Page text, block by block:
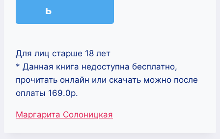
ь
Для лиц старше 18 лет
* Данная книга недоступна бесплатно,
прочитать онлайн или скачать можно после
оплаты 169.0р.
Метки
Маргарита Солоницкая